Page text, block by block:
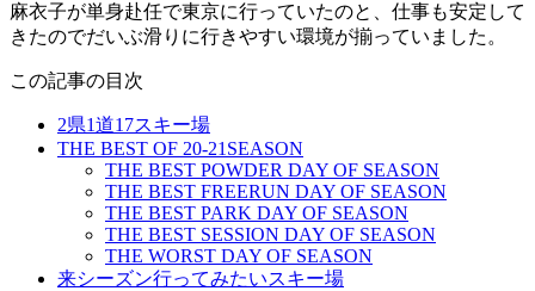
麻衣子が単身赴任で東京に行っていたのと、仕事も安定して
きたのでだいぶ滑りに行きやすい環境が揃っていました。
この記事の目次
2県1道17スキー場
THE BEST OF 20-21SEASON
THE BEST POWDER DAY OF SEASON
THE BEST FREERUN DAY OF SEASON
THE BEST PARK DAY OF SEASON
THE BEST SESSION DAY OF SEASON
THE WORST DAY OF SEASON
来シーズン行ってみたいスキー場